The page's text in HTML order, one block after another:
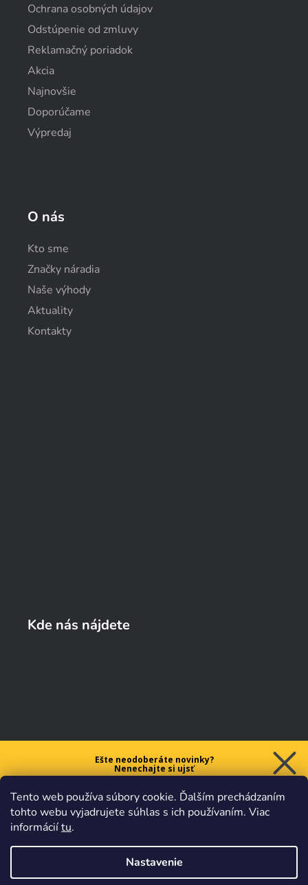
Tento web používa súbory cookie. Ďalším prechádzaním
tohto webu vyjadrujete súhlas s ich používaním. Viac
informáciítu.
Nastavenie
Ochrana osobných údajov
Odstúpenie od zmluvy
Reklamačný poriadok
Akcia
Najnovšie
Doporúčame
Výpredaj
O nás
Kto sme
Značky náradia
Naše výhody
Aktuality
Kontakty
Kde nás nájdete
Ešte neodoberáte novinky?
Nenechajte si ujsť
na prvý nákup nad 40 €.
Chcem zľavu